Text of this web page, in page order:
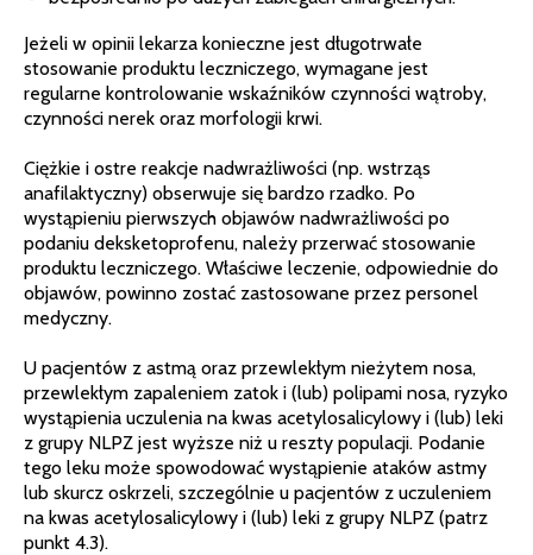
Jeżeli w opinii lekarza konieczne jest długotrwałe
stosowanie produktu leczniczego, wymagane jest
regularne kontrolowanie wskaźników czynności wątroby,
czynności nerek oraz morfologii krwi.
Ciężkie i ostre reakcje nadwrażliwości (np. wstrząs
anafilaktyczny) obserwuje się bardzo rzadko. Po
wystąpieniu pierwszych objawów nadwrażliwości po
podaniu deksketoprofenu, należy przerwać stosowanie
produktu leczniczego. Właściwe leczenie, odpowiednie do
objawów, powinno zostać zastosowane przez personel
medyczny.
U pacjentów z astmą oraz przewlekłym nieżytem nosa,
przewlekłym zapaleniem zatok i (lub) polipami nosa, ryzyko
wystąpienia uczulenia na kwas acetylosalicylowy i (lub) leki
z grupy NLPZ jest wyższe niż u reszty populacji. Podanie
tego leku może spowodować wystąpienie ataków astmy
lub skurcz oskrzeli, szczególnie u pacjentów z uczuleniem
na kwas acetylosalicylowy i (lub) leki z grupy NLPZ (patrz
punkt 4.3).